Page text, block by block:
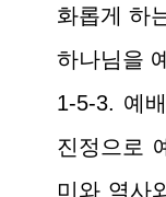
화롭게 하
하나님을
1-5-3. 예
진정으로
미와 역사